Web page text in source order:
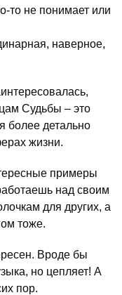
то не понимает или
наверное,
Судьбы – это
более детально
жизни.
примеры
над своим
для других, а
тоже.
Вроде бы
но цепляет! А
пор.